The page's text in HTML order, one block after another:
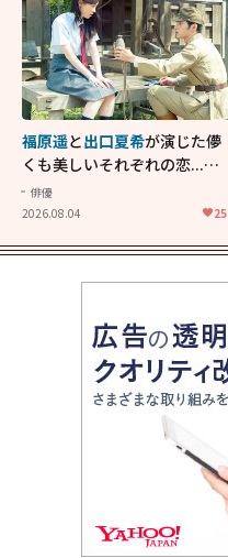
福原遥と出口夏希が演じた儚
くも美しいそれぞれの恋...生
きることの尊さを教えてくれ
た映画「あの花が咲く丘で、
俳優
2026.08.04
25